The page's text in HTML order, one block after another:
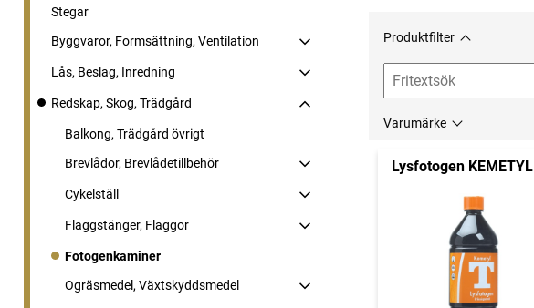
Stegar
Byggvaror, Formsättning, Ventilation
Lås, Beslag, Inredning
Redskap, Skog, Trädgård
Balkong, Trädgård övrigt
Brevlådor, Brevlådetillbehör
Cykelställ
Flaggstänger, Flaggor
Fotogenkaminer
Ogräsmedel, Växtskyddsmedel
Produktfilter
Varumärke
Lysfotogen KEMETYL